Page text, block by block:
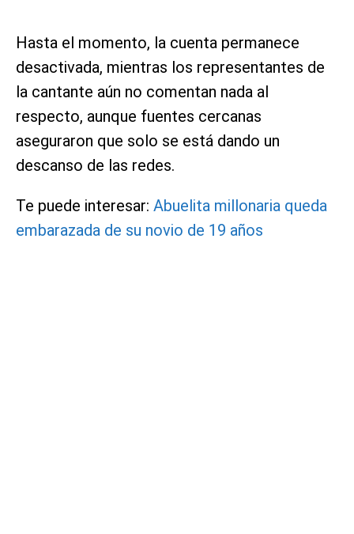
Hasta el momento, la cuenta permanece
desactivada, mientras los representantes de
la cantante aún no comentan nada al
respecto, aunque fuentes cercanas
aseguraron que solo se está dando un
descanso de las redes.
Te puede interesar: Abuelita millonaria queda
embarazada de su novio de 19 años